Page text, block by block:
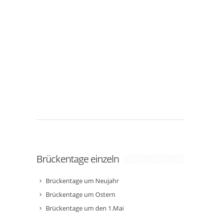
Brückentage einzeln
Brückentage um Neujahr
Brückentage um Ostern
Brückentage um den 1.Mai